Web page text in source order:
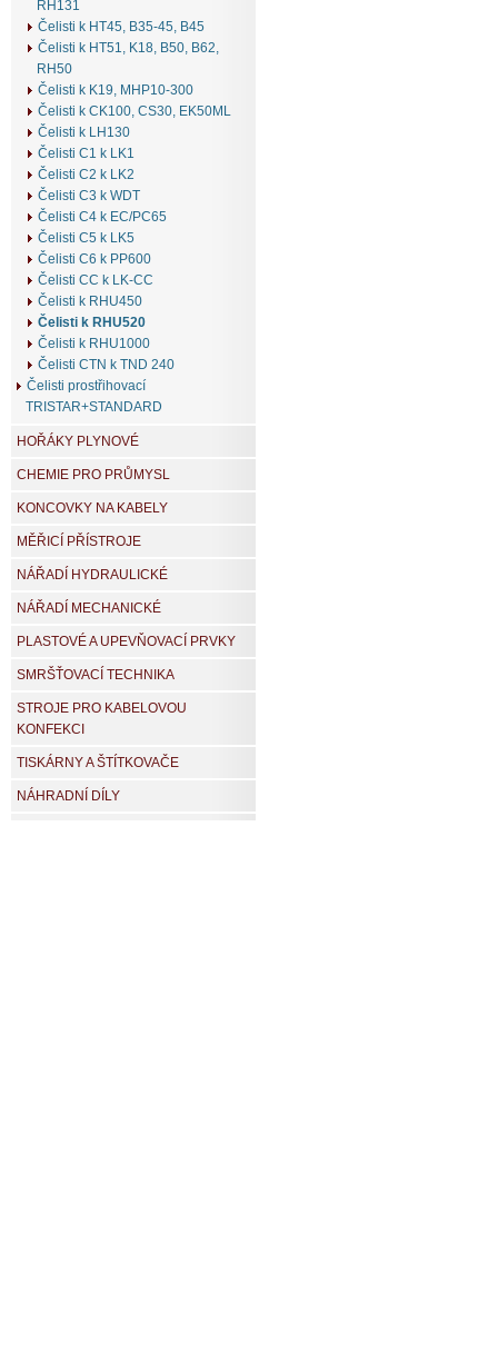
RH131
Čelisti k HT45, B35-45, B45
Čelisti k HT51, K18, B50, B62,
RH50
Čelisti k K19, MHP10-300
Čelisti k CK100, CS30, EK50ML
Čelisti k LH130
Čelisti C1 k LK1
Čelisti C2 k LK2
Čelisti C3 k WDT
Čelisti C4 k EC/PC65
Čelisti C5 k LK5
Čelisti C6 k PP600
Čelisti CC k LK-CC
Čelisti k RHU450
Čelisti k RHU520
Čelisti k RHU1000
Čelisti CTN k TND 240
Čelisti prostřihovací
TRISTAR+STANDARD
HOŘÁKY PLYNOVÉ
CHEMIE PRO PRŮMYSL
KONCOVKY NA KABELY
MĚŘICÍ PŘÍSTROJE
NÁŘADÍ HYDRAULICKÉ
NÁŘADÍ MECHANICKÉ
PLASTOVÉ A UPEVŇOVACÍ PRVKY
SMRŠŤOVACÍ TECHNIKA
STROJE PRO KABELOVOU
KONFEKCI
TISKÁRNY A ŠTÍTKOVAČE
NÁHRADNÍ DÍLY